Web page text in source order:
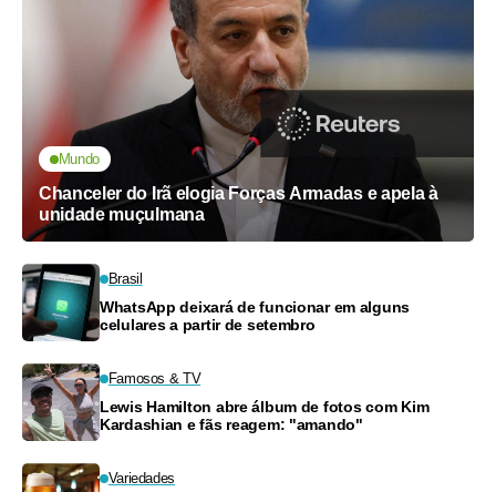
Mundo
Chanceler do Irã elogia Forças Armadas e apela à
unidade muçulmana
Brasil
WhatsApp deixará de funcionar em alguns
celulares a partir de setembro
Famosos & TV
Lewis Hamilton abre álbum de fotos com Kim
Kardashian e fãs reagem: "amando"
Variedades